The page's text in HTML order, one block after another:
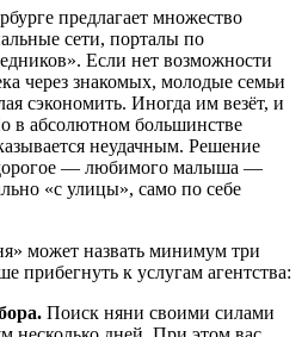
предлагает множество
сети, порталы по
Если нет возможности
через знакомых, молодые семьи
сэкономить. Иногда им везёт, и
в абсолютном большинстве
неудачным. Решение
— любимого малыша —
«с улицы», само по себе
может назвать минимум три
прибегнуть к услугам агентства:
Поиск няни своими силами